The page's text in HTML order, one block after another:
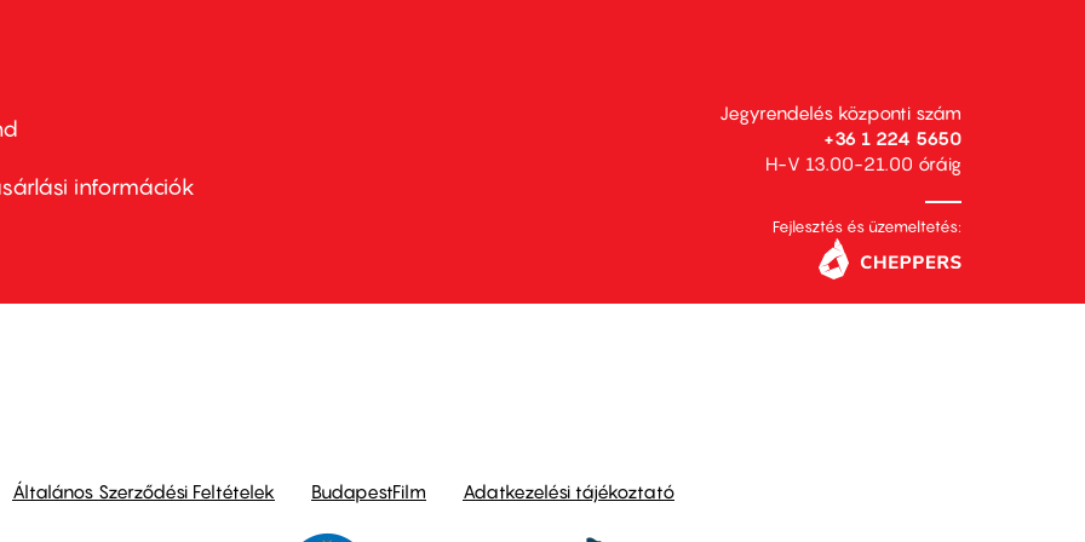
információk
Jegyrendelés központi szám
+36 1 224 5650
H-V 13.00-21.00 óráig
Fejlesztés és üzemeltetés:
Általános Szerződési Feltételek BudapestFilm Adatkezelési tájékoztató